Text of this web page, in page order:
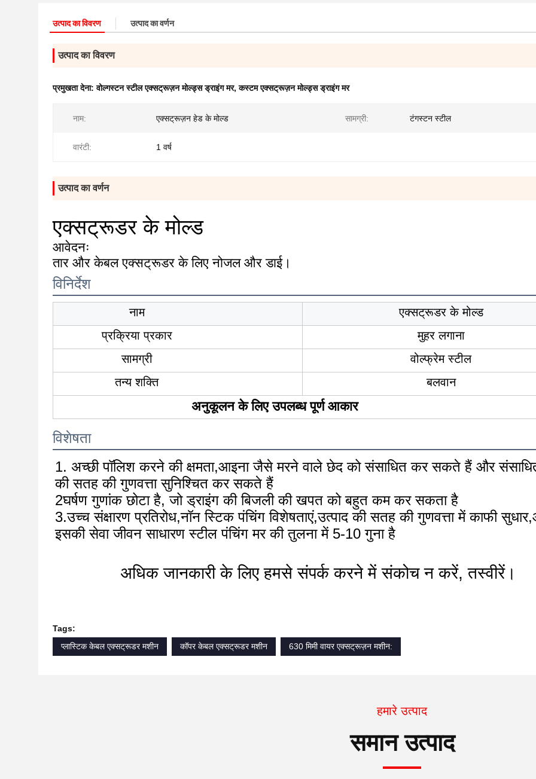
उत्पाद का विवरण उत्पाद का वर्णन
उत्पाद का विवरण
प्रमुखता देना:वोल्गस्टन स्टील एक्सट्रूज़न मोल्ड्स ड्राइंग मर,कस्टम एक्सट्रूज़न मोल्ड्स ड्राइंग मर
नाम: एक्सट्रूज़न हेड के मोल्ड सामग्री: टंगस्टन स्टील
वारंटी: 1 वर्ष
उत्पाद का वर्णन
एक्सट्रूडर के मोल्ड
आवेदनः
तार और केबल एक्सट्रूडर के लिए नोजल और डाई।
विनिर्देश
नाम
एक्सट्रूडर के मोल्ड
प्रक्रिया प्रकार
मुहर लगाना
सामग्री
वोल्फ्रेम स्टील
तन्य शक्ति
बलवान
अनुकूलन के लिए उपलब्ध पूर्ण आकार
विशेषता
1. अच्छी पॉलिश करने की क्षमता,आइना जैसे मरने वाले छेद को संसाधित कर सकते हैं और संसाधित
की सतह की गुणवत्ता सुनिश्चित कर सकते हैं
2घर्षण गुणांक छोटा है, जो ड्राइंग की बिजली की खपत को बहुत कम कर सकता है
3.उच्च संक्षारण प्रतिरोध,नॉन स्टिक पंचिंग विशेषताएं,उत्पाद की सतह की गुणवत्ता में काफी
इसकी सेवा जीवन साधारण स्टील पंचिंग मर की तुलना में 5-10 गुना है
अधिक जानकारी के लिए हमसे संपर्क करने में संकोच न करें, तस्वीरें।
Tags:
प्लास्टिक केबल एक्सट्रूडर मशीन
कॉपर केबल एक्सट्रूडर मशीन 630 मिमी वायर एक्सट्रूज़न मशीन:
हमारे उत्पाद
समान उत्पाद